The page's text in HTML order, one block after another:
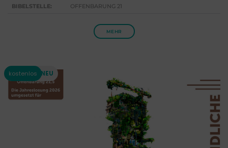
BIBELSTELLE: OFFENBARUNG 21
MEHR